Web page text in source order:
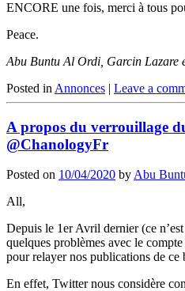
ENCORE une fois, merci à tous
Peace.
Abu Buntu Al Ordi, Garcin Lazare
Posted in Annonces | Leave a
A propos du verrouillage
@ChanologyFr
Posted on 10/04/2020 byAbu
All,
Depuis le 1er Avril dernier (ce
quelques problèmes avec le
pour relayer nos publications de ce
En effet, Twitter nous considère